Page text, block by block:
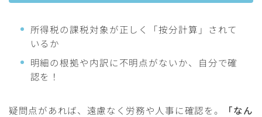
所得税の課税対象が正しく「按分計算」されて
いるか
明細の根拠や内訳に不明点がないか、自分で確
認を！
疑問点があれば、遠慮なく労務や人事に確認を。
「なん